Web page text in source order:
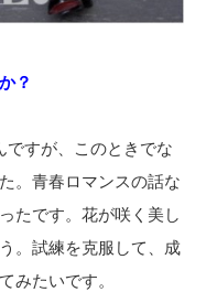
？
ですが、このときでな
。青春ロマンスの話な
たです。花が咲く美し
。試練を克服して、成
みたいです。